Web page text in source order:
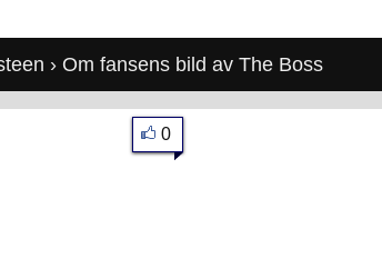
› Om fansens bild av The Boss
0